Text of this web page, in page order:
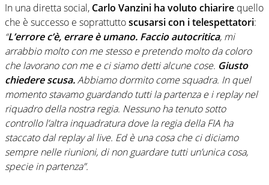
In una diretta social, Carlo Vanzini ha voluto chiarire quello
che è successo e soprattuttoscusarsi con i telespettatori:
“L’errore c’è, errare è umano. Faccio autocritica, mi
arrabbio molto con me stesso e pretendo molto da coloro
che lavorano con me e ci siamo detti alcune cose. Giusto
chiedere scusa.Abbiamo dormito come squadra. In quel
momento stavamo guardando tutti la partenza e i replay nel
riquadro della nostra regia. Nessuno ha tenuto sotto
controllo l’altra inquadratura dove la regia della FIA ha
staccato dal replay al live. Ed è una cosa che ci diciamo
sempre nelle riunioni, di non guardare tutti un’unica cosa,
specie in partenza”.